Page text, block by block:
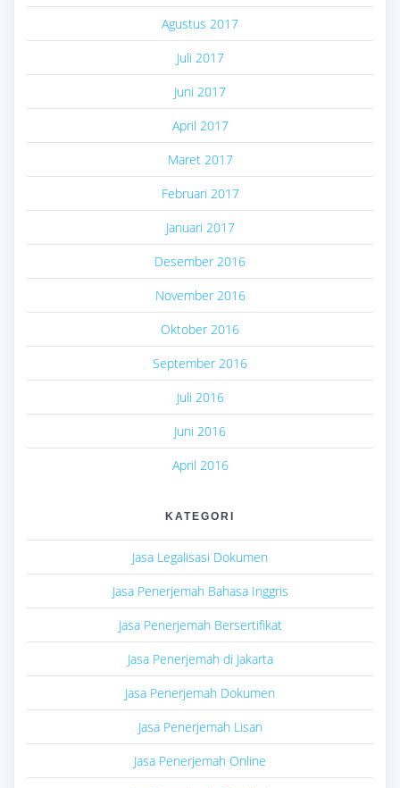
Agustus 2017
Juli 2017
Juni 2017
April 2017
Maret 2017
Februari 2017
Januari 2017
Desember 2016
November 2016
Oktober 2016
September 2016
Juli 2016
Juni 2016
April 2016
KATEGORI
Jasa Legalisasi Dokumen
Jasa Penerjemah Bahasa Inggris
Jasa Penerjemah Bersertifikat
Jasa Penerjemah di Jakarta
Jasa Penerjemah Dokumen
Jasa Penerjemah Lisan
Jasa Penerjemah Online